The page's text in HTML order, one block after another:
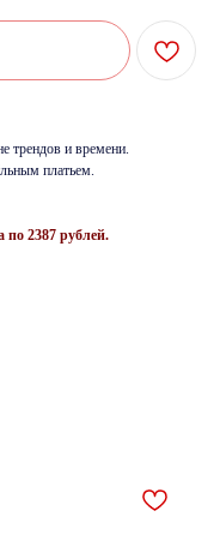
трендов и времени.
платьем.
2387 рублей.